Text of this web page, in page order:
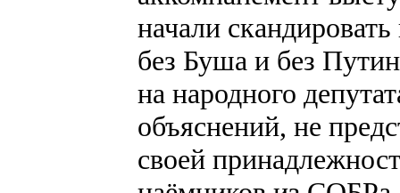
начали
без Буша и без
на народного
объяснений, не
своей